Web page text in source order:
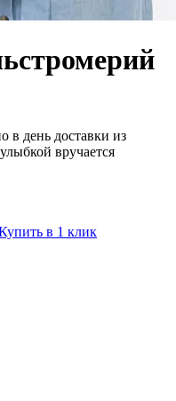
в день доставки из
вручается
в 1 клик